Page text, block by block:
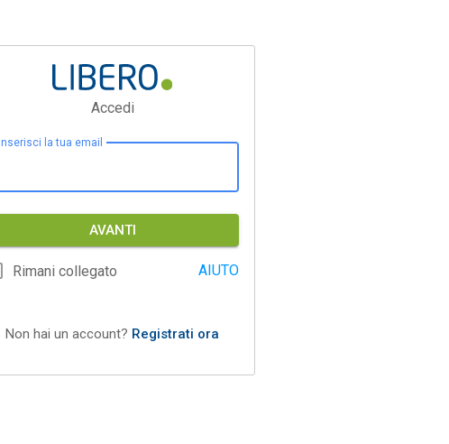
Accedi
Inserisci la tua email
AVANTI
Rimani collegato AIUTO
Non hai un account? Registrati ora